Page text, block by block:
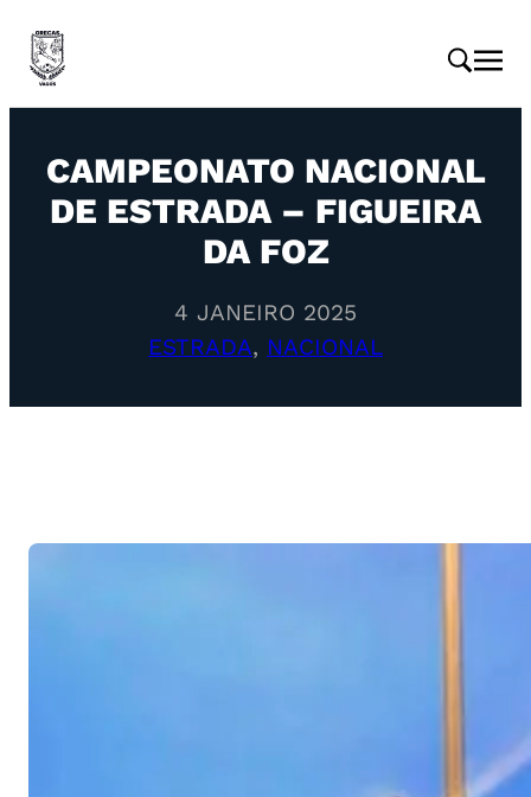
CAMPEONATO NACIONAL
DE ESTRADA – FIGUEIRA
DA FOZ
4 JANEIRO 2025
ESTRADA, NACIONAL